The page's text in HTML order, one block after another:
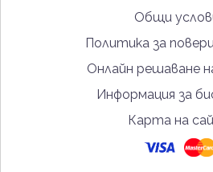
Общи
Политика за
Онлайн решаване
Информация за
Карта на